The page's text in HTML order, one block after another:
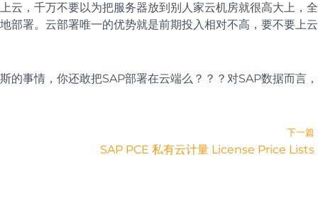
云，千万不要以为把服务器放到别人家云机房就很高大上，全
部署。云部署唯一的优势就是前期投入相对不高，要不要上云
的事情，你还敢把SAP部署在云端么？？？对SAP数据而言，
下一篇
SAP PCE 私有云计量 License Price Lists